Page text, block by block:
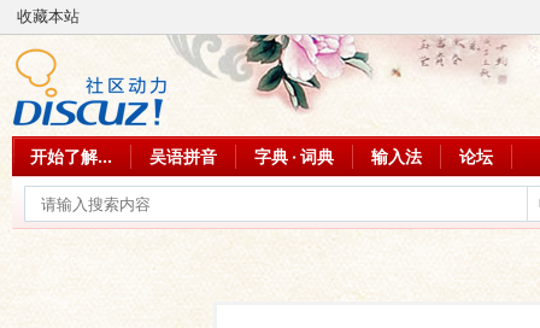
收藏本站
开始了解... 吴语拼音 字典 · 词典 输入法 论坛